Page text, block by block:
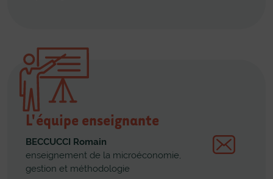
L'équipe enseignante
BECCUCCI Romain
enseignement de la microéconomie,
gestion et méthodologie